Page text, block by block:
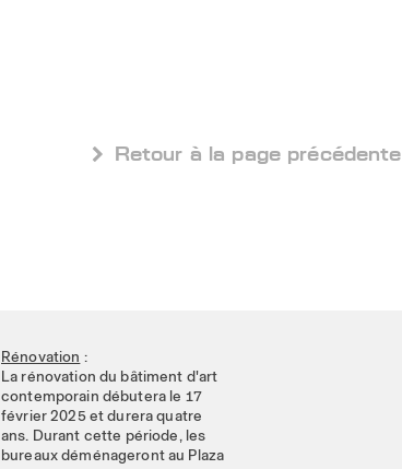
 Retour à la page précédente
Rénovation :
La rénovation du bâtiment d'art
contemporain débutera le 17
février 2025 et durera quatre
ans. Durant cette période, les
bureaux déménageront au Plaza